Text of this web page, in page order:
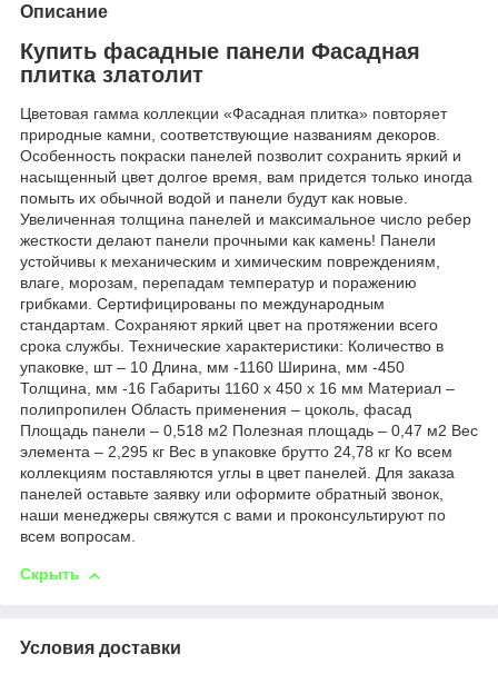
Описание
Купить фасадные панели Фасадная
плитка златолит
Цветовая гамма коллекции «Фасадная плитка» повторяет
природные камни, соответствующие названиям декоров.
Особенность покраски панелей позволит сохранить яркий и
насыщенный цвет долгое время, вам придется только иногда
помыть их обычной водой и панели будут как новые.
Увеличенная толщина панелей и максимальное число ребер
жесткости делают панели прочными как камень! Панели
устойчивы к механическим и химическим повреждениям,
влаге, морозам, перепадам температур и поражению
грибками. Сертифицированы по международным
стандартам. Сохраняют яркий цвет на протяжении всего
срока службы. Технические характеристики: Количество в
упаковке, шт – 10 Длина, мм -1160 Ширина, мм -450
Толщина, мм -16 Габариты 1160 x 450 x 16 мм Материал –
полипропилен Область применения – цоколь, фасад
Площадь панели – 0,518 м2 Полезная площадь – 0,47 м2 Вес
элемента – 2,295 кг Вес в упаковке брутто 24,78 кг Ко всем
коллекциям поставляются углы в цвет панелей. Для заказа
панелей оставьте заявку или оформите обратный звонок,
наши менеджеры свяжутся с вами и проконсультируют по
всем вопросам.
Скрыть
Условия доставки